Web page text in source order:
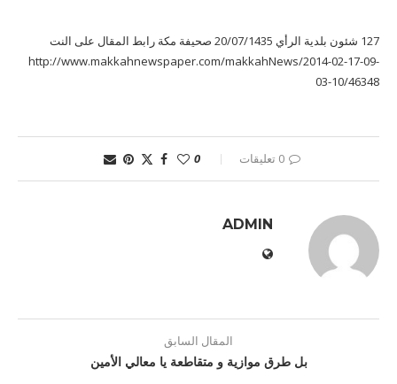
127 شئون بلدية الرأي 20/07/1435 صحيفة مكة رابط المقال على النت
http://www.makkahnewspaper.com/makkahNews/2014-02-17-09-
03-10/46348
0 تعليقات 0
ADMIN
المقال السابق
بل طرق موازية و متقاطعة يا معالي الأمين